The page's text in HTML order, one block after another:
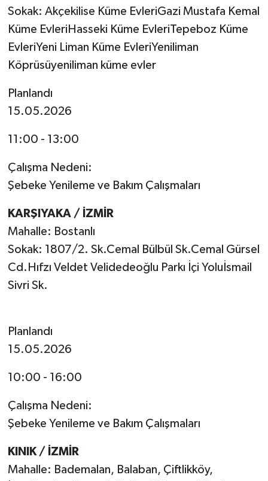
Sokak: Akçekilise Küme EvleriGazi Mustafa Kemal
Küme EvleriHasseki Küme EvleriTepeboz Küme
EvleriYeni Liman Küme EvleriYeniliman
Köprüsüyeniliman küme evler
Planlandı
15.05.2026
11:00 - 13:00
Çalışma Nedeni:
Şebeke Yenileme ve Bakım Çalışmaları
KARŞIYAKA / İZMİR
Mahalle: Bostanlı
Sokak: 1807/2. Sk.Cemal Bülbül Sk.Cemal Gürsel
Cd.Hıfzı Veldet Velidedeoğlu Parkı İçi Yoluİsmail
Sivri Sk.
Planlandı
15.05.2026
10:00 - 16:00
Çalışma Nedeni:
Şebeke Yenileme ve Bakım Çalışmaları
KINIK / İZMİR
Mahalle: Bademalan, Balaban, Çiftlikköy,